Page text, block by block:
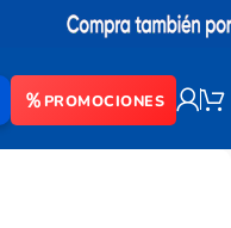
PROMOCIONES